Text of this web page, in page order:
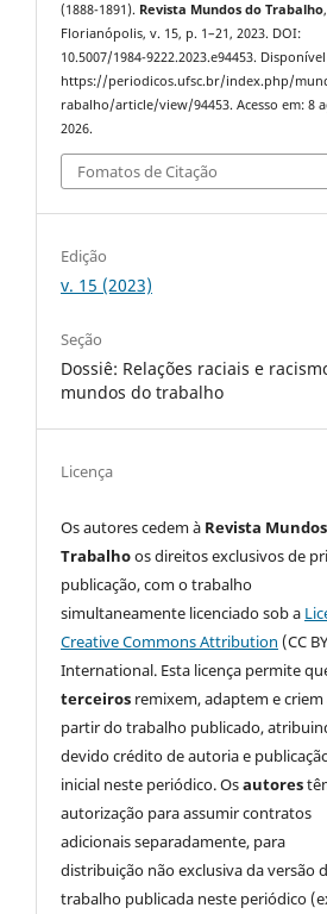
(1888-1891). Revista Mundos do Trabalho,
Florianópolis, v. 15, p. 1–21, 2023. DOI:
10.5007/1984-9222.2023.e94453.
https://periodicos.ufsc.br/index.php/
rabalho/article/view/94453. Acesso em: 8
2026.
Fomatos de Citação
Edição
v. 15 (2023)
Seção
Dossiê: Relações raciais e
mundos do trabalho
Licença
Os autores cedem à Revista
Trabalhoos direitos exclusivos de
publicação, com o trabalho
simultaneamente licenciado sob a
Creative Commons Attribution (CC
International. Esta licença permite
terceiros remixem, adaptem e criem
partir do trabalho publicado,
devido crédito de autoria e
inicial neste periódico. Osautores
autorização para assumir contratos
adicionais separadamente, para
distribuição não exclusiva da versão
trabalho publicada neste periódico